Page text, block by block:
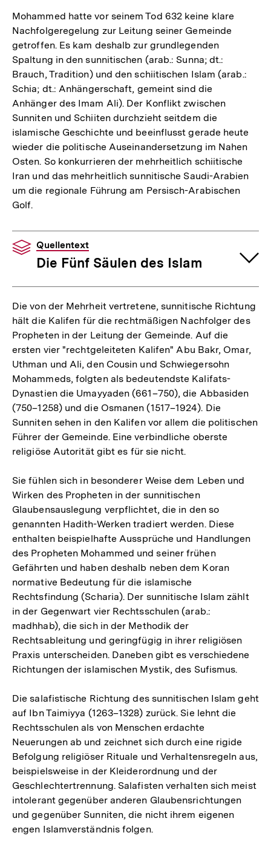
Mohammed hatte vor seinem Tod 632 keine klare
Nachfolgeregelung zur Leitung seiner Gemeinde
getroffen. Es kam deshalb zur grundlegenden
Spaltung in den sunnitischen (arab.: Sunna; dt.:
Brauch, Tradition) und den schiitischen Islam (arab.:
Schia; dt.: Anhängerschaft, gemeint sind die
Anhänger des Imam Ali). Der Konflikt zwischen
Sunniten und Schiiten durchzieht seitdem die
islamische Geschichte und beeinflusst gerade heute
wieder die politische Auseinandersetzung im Nahen
Osten. So konkurrieren der mehrheitlich schiitische
Iran und das mehrheitlich sunnitische Saudi-Arabien
um die regionale Führung am Persisch-Arabischen
Golf.
Quellentext
Die Fünf Säulen des Islam
Die von der Mehrheit vertretene, sunnitische Richtung
hält die Kalifen für die rechtmäßigen Nachfolger des
Propheten in der Leitung der Gemeinde. Auf die
ersten vier "rechtgeleiteten Kalifen" Abu Bakr, Omar,
Uthman und Ali, den Cousin und Schwiegersohn
Mohammeds, folgten als bedeutendste Kalifats-
Dynastien die Umayyaden (661–750), die Abbasiden
(750–1258) und die Osmanen (1517–1924). Die
Sunniten sehen in den Kalifen vor allem die politischen
Führer der Gemeinde. Eine verbindliche oberste
religiöse Autorität gibt es für sie nicht.
Sie fühlen sich in besonderer Weise dem Leben und
Wirken des Propheten in der sunnitischen
Glaubensauslegung verpflichtet, die in den so
genannten Hadith-Werken tradiert werden. Diese
enthalten beispielhafte Aussprüche und Handlungen
des Propheten Mohammed und seiner frühen
Gefährten und haben deshalb neben dem Koran
normative Bedeutung für die islamische
Rechtsfindung (Scharia). Der sunnitische Islam zählt
in der Gegenwart vier Rechtsschulen (arab.:
madhhab), die sich in der Methodik der
Rechtsableitung und geringfügig in ihrer religiösen
Praxis unterscheiden. Daneben gibt es verschiedene
Richtungen der islamischen Mystik, des Sufismus.
Die salafistische Richtung des sunnitischen Islam geht
auf Ibn Taimiyya (1263–1328) zurück. Sie lehnt die
Rechtsschulen als von Menschen erdachte
Neuerungen ab und zeichnet sich durch eine rigide
Befolgung religiöser Rituale und Verhaltensregeln aus,
beispielsweise in der Kleiderordnung und der
Geschlechtertrennung. Salafisten verhalten sich meist
intolerant gegenüber anderen Glaubensrichtungen
und gegenüber Sunniten, die nicht ihrem eigenen
engen Islamverständnis folgen.